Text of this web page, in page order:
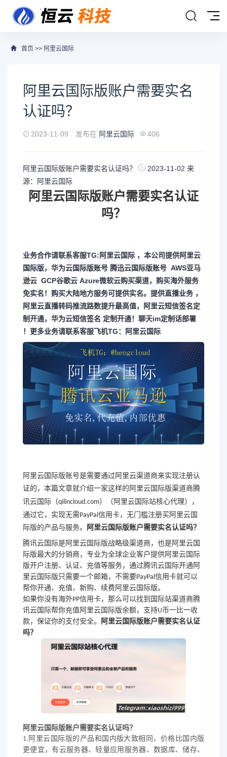
首页 >> 阿里云国际
阿里云国际版账户需要实名
认证吗？
2023-11-09 发布在 阿里云国际 406
阿里云国际版账户需要实名认证吗？ 2023-11-02 来
源：
阿里云国际
阿里云国际版账户需要实名认证
吗？
业务合作请联系客服TG:阿里云国际 ，本公司提供阿里云
国际版，华为云国际版账号 腾迅云国际版账号 AWS亚马
逊云 GCP谷歌云 Azure微软云购买渠道，购买海外服务
免实名！购买大陆地方服务可提供实名。提供直播业务 ，
阿里云直播转码推流路数提升最高值，阿里云短信签名定
制开通，华为云短信签名 定制开通！聊天im定制话部署
！更多业务请联系客服飞机TG：
阿里云国际
阿里云国际版账号是需要通过阿里云渠道商来实现注册认
证的，本篇文章就介绍一家这样的阿里云国际版渠道商腾
讯云国际 （qilincloud.com）
（阿里云国际站核心代理），
通过它，实现无需PayPal 信用卡，无门槛注册买阿里云国
际版的产品与服务。
阿里云国际版账户需要实名认证吗？
腾讯云国际是阿里云国际版战略级渠道商，也是阿里云国
际版最大的分销商，专业为全球企业客户提供阿里云国际
版开户注册、认证、充值等服务，通过腾讯云国际开通阿
里云国际版只需要一个邮箱，不需要PayPal 信用卡就可以
帮你开通、充值、新购、续费阿里云国际版。
如果你没有海外PP信用卡，那么可以找到国际站渠道商腾
讯云国际帮你充值阿里云国际版余额，支持U 币一比一收
款，保证你的支付安全。
阿里云国际版账户需要实名认证
吗？
阿里云国际版账户需要实名认证吗？
1.阿里云国际版的产品和国内版大致相同，价格比国内版
更便宜，有云服务器、轻量应用服务器、数据库、储存、